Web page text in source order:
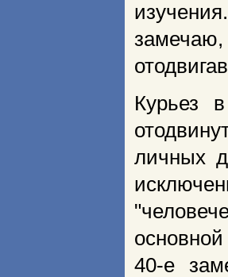
замечаю,
Курьез
личных
40-е